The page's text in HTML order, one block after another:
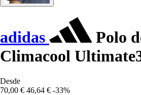
adidas
Polo
Climacool
Desde
70,00 € 46,64 € -33%